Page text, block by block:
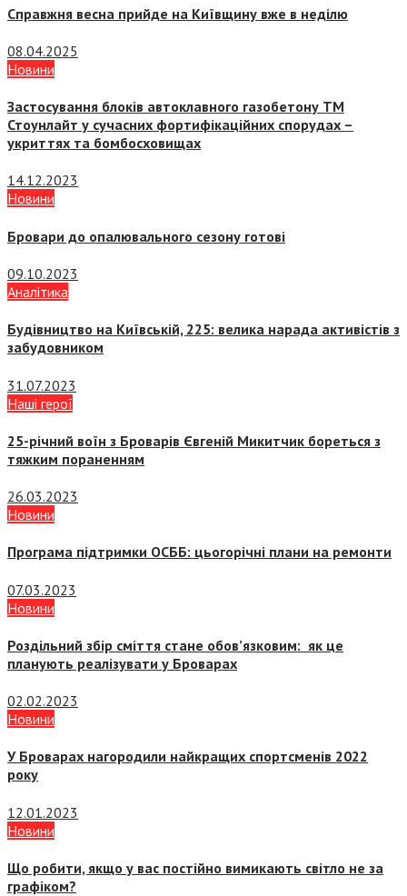
Справжня весна прийде на Київщину вже в неділю
08.04.2025
Новини
Застосування блоків автоклавного газобетону ТМ
Стоунлайт у сучасних фортифікаційних спорудах –
укриттях та бомбосховищах
14.12.2023
Новини
Бровари до опалювального сезону готові
09.10.2023
Аналітика
Будівництво на Київській, 225: велика нарада активістів з
забудовником
31.07.2023
Наші герої
25-річний воїн з Броварів Євгеній Микитчик бореться з
тяжким пораненням
26.03.2023
Новини
Програма підтримки ОСББ: цьогорічні плани на ремонти
07.03.2023
Новини
Роздільний збір сміття стане обов’язковим: як це
планують реалізувати у Броварах
02.02.2023
Новини
У Броварах нагородили найкращих спортсменів 2022
року
12.01.2023
Новини
Що робити, якщо у вас постійно вимикають світло не за
графіком?